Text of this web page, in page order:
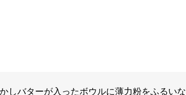
しバターが入ったボウルに薄力粉をふるい